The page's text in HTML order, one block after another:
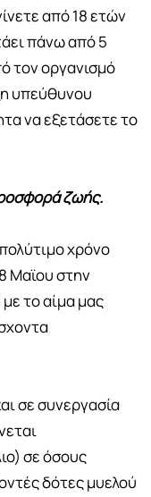
από 18 ετών
πάνω από 5
τον οργανισμό
υπεύθυνου
να εξετάσετε το
ζωής.
χρόνο
Μαϊου στην
το αίμα μας
σε συνεργασία
σε όσους
δότες μυελού